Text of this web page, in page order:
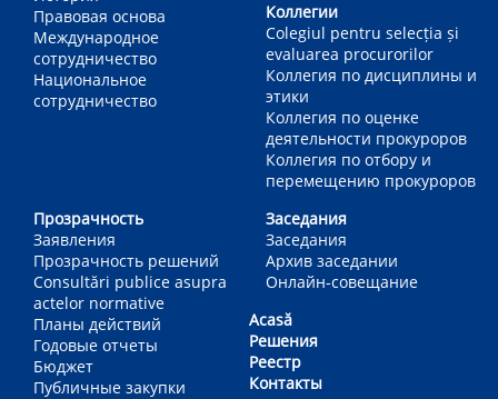
Правовая основа
Международное
сотрудничество
Национальное
сотрудничество
Коллегии
Colegiul pentru selecția și
evaluarea procurorilor
Коллегия по дисциплины и
этики
Коллегия по оценке
деятельности прокуроров
Коллегия по отбору и
перемещению прокуроров
Прозрачность
Заявления
Прозрачность решений
Consultări publice asupra
actelor normative
Планы действий
Годовые отчеты
Бюджет
Публичные закупки
Заседания
Заседания
Архив заседании
Онлайн-совещание
Acasă
Решения
Реестр
Контакты